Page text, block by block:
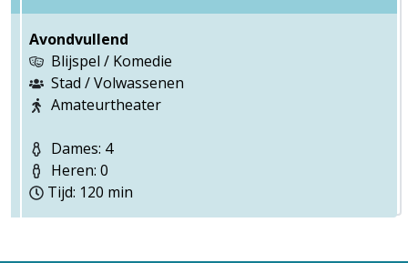
Avondvullend
Blijspel / Komedie
Stad / Volwassenen
Amateurtheater
Dames: 4
Heren: 0
Tijd: 120 min